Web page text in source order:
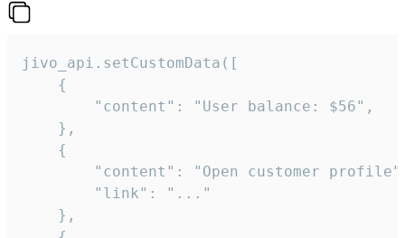
jivo_api.setCustomData([
    {
        "content": "User balance: $56",
    },
    {
"content": "Open customer
        "link": "..."
    },